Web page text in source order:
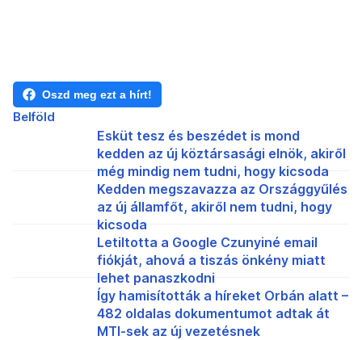
Oszd meg ezt a hírt!
Belföld
Esküt tesz és beszédet is mond
kedden az új köztársasági elnök, akiről
még mindig nem tudni, hogy kicsoda
Kedden megszavazza az Országgyűlés
az új államfőt, akiről nem tudni, hogy
kicsoda
Letiltotta a Google Czunyiné email
fiókját, ahová a tiszás önkény miatt
lehet panaszkodni
Így hamisították a híreket Orbán alatt –
482 oldalas dokumentumot adtak át
MTI-sek az új vezetésnek